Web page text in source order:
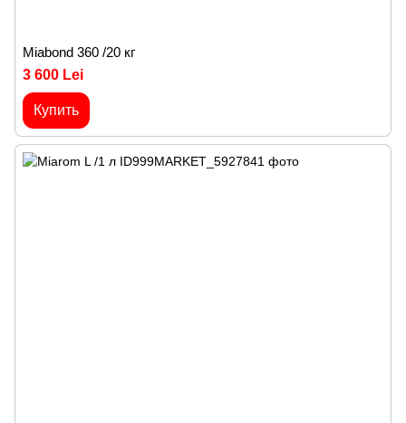
Miabond 360 /20 кг
3 600 Lei
Купить